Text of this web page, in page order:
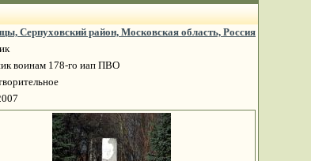
Серпуховский район, Московская область, Россия
воинам 178-го иап ПВО